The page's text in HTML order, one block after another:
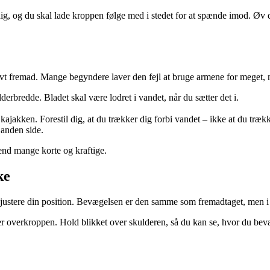
og du skal lade kroppen følge med i stedet for at spænde imod.
Mange begyndere laver den fejl at bruge armene for
Bladet skal være lodret i vandet, når du sætter det i.
Forestil dig, at du trækker dig forbi vandet – ikke at du
side.
mange korte og kraftige.
din position. Bevægelsen er den samme som fremadtaget,
overkroppen. Hold blikket over skulderen, så du kan se, hvor du